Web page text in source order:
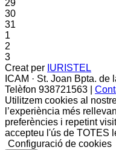
29
30
31
1
2
3
Creat per IURISTEL
ICAM · St. Joan Bpta. de
Telèfon 938721563 |
Utilitzem cookies al
l’experiència més
preferències i repetint
accepteu l'ús de TOTES
Configuració de cookies